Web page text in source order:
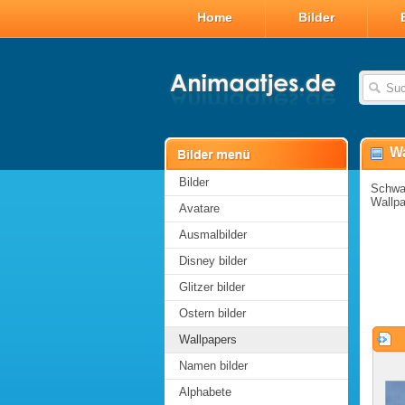
Home Bilder
Bilder
Avatare
Ausmalbilder
Disney bilder
Glitzer bilder
Ostern bilder
Wallpapers
Namen bilder
Alphabete